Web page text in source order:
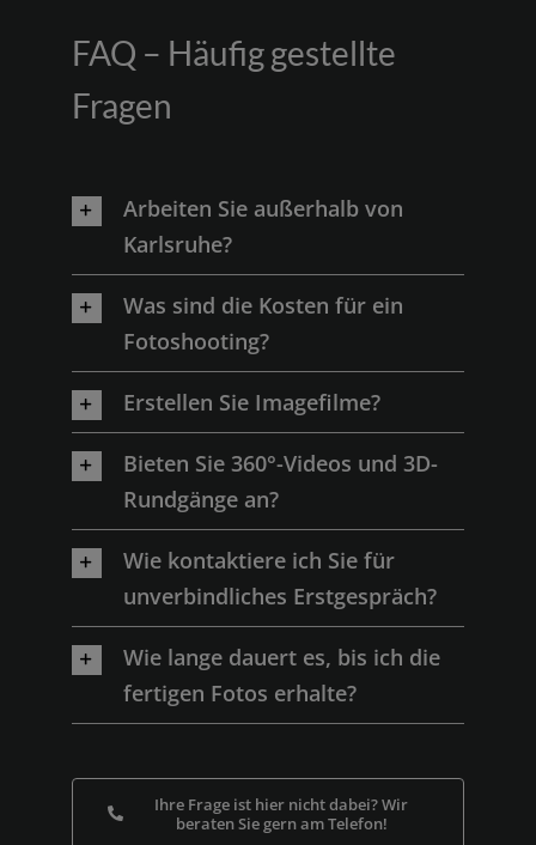
FAQ – Häufig gestellte
Fragen
Arbeiten Sie außerhalb von
Karlsruhe?
Was sind die Kosten für ein
Fotoshooting?
Erstellen Sie Imagefilme?
Bieten Sie 360°-Videos und 3D-
Rundgänge an?
Wie kontaktiere ich Sie für
unverbindliches Erstgespräch?
Wie lange dauert es, bis ich die
fertigen Fotos erhalte?
Ihre Frage ist hier nicht dabei? Wir
beraten Sie gern am Telefon!